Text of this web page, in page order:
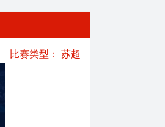
比赛类型： 苏超